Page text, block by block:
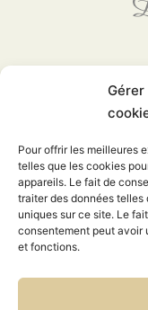
Pour offrir les meilleures
telles que les cookies
appareils. Le fait de
traiter des données telles
uniques sur ce site. Le
consentement peut avoir
et fonctions.
L’ABUS D’ALCOOL EST